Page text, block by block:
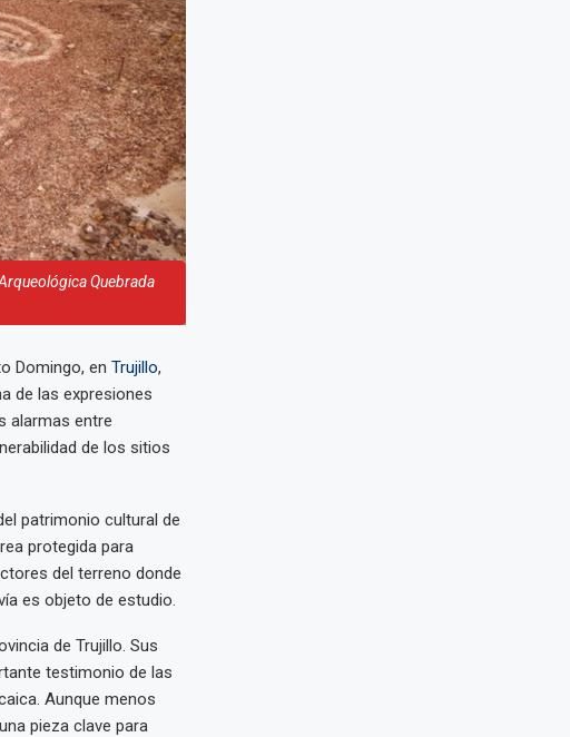
Quebrada
Domingo, en Trujillo,
de las expresiones
alarmas entre
de los sitios
patrimonio cultural de
protegida para
del terreno donde
es objeto de estudio.
de Trujillo. Sus
testimonio de las
Aunque menos
pieza clave para